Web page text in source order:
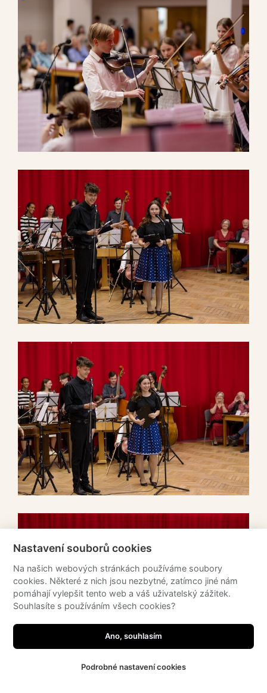
Nastavení souborů cookies
Na našich webových stránkách používáme soubory
cookies. Některé z nich jsou nezbytné, zatímco jiné nám
pomáhají vylepšit tento web a váš uživatelský zážitek.
Souhlasíte s používáním všech cookies?
Ano, souhlasím
Podrobné nastavení cookies
asistenta!